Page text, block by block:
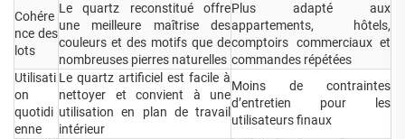
Cohére
nce des
lots
Le quartz reconstitué offre
une meilleure maîtrise des
couleurs et des motifs que de
nombreuses pierres naturelles
Plus adapté aux
appartements, hôtels,
comptoirs commerciaux et
commandes répétées
Utilisati
on
quotidi
enne
Le quartz artificiel est facile à
nettoyer et convient à une
utilisation en plan de travail
intérieur
Moins de contraintes
d’entretien pour les
utilisateurs finaux